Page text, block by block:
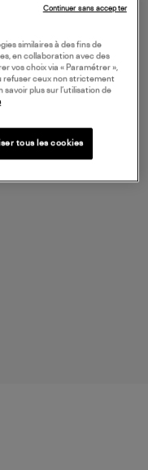
similaires à des fins de
en collaboration avec des
vos choix via « Paramétrer »,
refuser ceux non strictement
plus sur l’utilisation de
tous les cookies
Continuer sans accepter